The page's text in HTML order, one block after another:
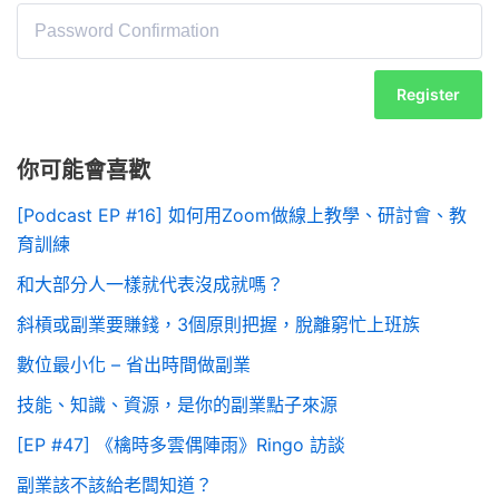
Register
你可能會喜歡
[Podcast EP #16] 如何用Zoom做線上教學、研討會、教
育訓練
和大部分人一樣就代表沒成就嗎？
斜槓或副業要賺錢，3個原則把握，脫離窮忙上班族
數位最小化 – 省出時間做副業
技能、知識、資源，是你的副業點子來源
[EP #47] 《檎時多雲偶陣雨》Ringo 訪談
副業該不該給老闆知道？